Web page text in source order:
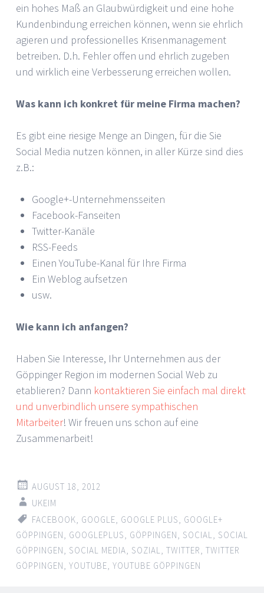
ein hohes Maß an Glaubwürdigkeit und eine hohe
Kundenbindung erreichen können, wenn sie ehrlich
agieren und professionelles Krisenmanagement
betreiben. D.h. Fehler offen und ehrlich zugeben
und wirklich eine Verbesserung erreichen wollen.
Was kann ich konkret für meine Firma machen?
Es gibt eine riesige Menge an Dingen, für die Sie
Social Media nutzen können, in aller Kürze sind dies
z.B.:
Google+-Unternehmensseiten
Facebook-Fanseiten
Twitter-Kanäle
RSS-Feeds
Einen YouTube-Kanal für Ihre Firma
Ein Weblog aufsetzen
usw.
Wie kann ich anfangen?
Haben Sie Interesse, Ihr Unternehmen aus der
Göppinger Region im modernen Social Web zu
etablieren? Dann kontaktieren Sie einfach mal direkt
und unverbindlich unsere sympathischen
Mitarbeiter! Wir freuen uns schon auf eine
Zusammenarbeit!
AUGUST 18, 2012
UKEIM
FACEBOOK
GOOGLE GOOGLE PLUS
GOOGLE+
GÖPPINGEN
GOOGLEPLUS GÖPPINGEN SOCIAL
SOCIAL
GÖPPINGEN
SOCIAL MEDIA SOZIAL TWITTER TWITTER
GÖPPINGEN YOUTUBE YOUTUBE GÖPPINGEN